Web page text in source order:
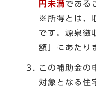
円未満である
※所得とは、
です。源泉徴
額」にあたり
この補助金の
対象となる住